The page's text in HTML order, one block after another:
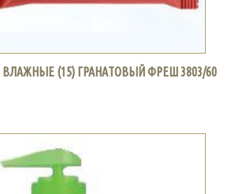
ВЛАЖНЫЕ (15) ГРАНАТОВЫЙ ФРЕШ 3803/60